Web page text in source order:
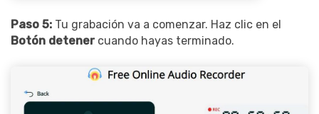
Paso 5: Tu grabación va a comenzar. Haz clic en el
Botón detenercuando hayas terminado.